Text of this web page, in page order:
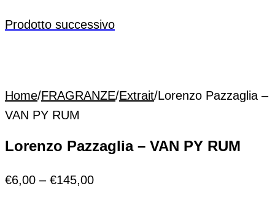
Prodotto successivo
Home/FRAGRANZE/Extrait/Lorenzo Pazzaglia –
VAN PY RUM
Lorenzo Pazzaglia – VAN PY RUM
€6,00 – €145,00